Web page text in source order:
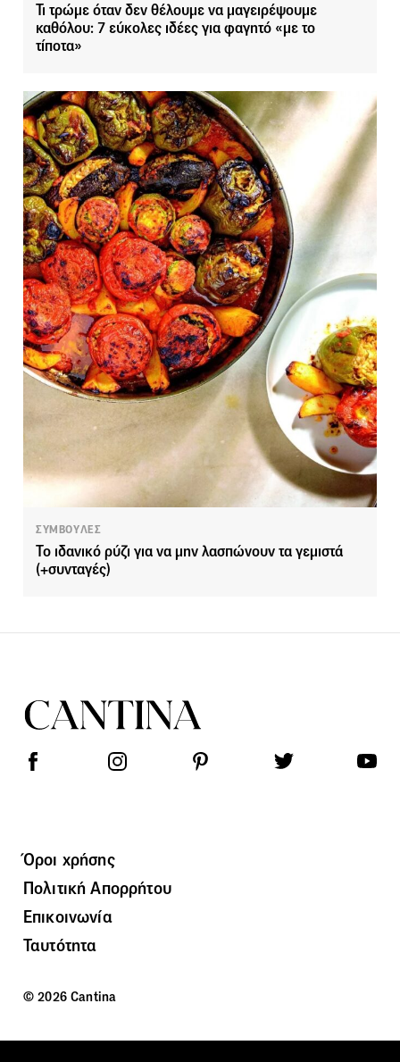
Τι τρώμε όταν δεν θέλουμε να μαγειρέψουμε
καθόλου: 7 εύκολες ιδέες για φαγητό «με το
τίποτα»
ΣΥΜΒΟΥΛΕΣ
Το ιδανικό ρύζι για να μην λασπώνουν τα γεμιστά
(+συνταγές)
Όροι χρήσης
Πολιτική Απορρήτου
Επικοινωνία
Ταυτότητα
© 2026 Cantina